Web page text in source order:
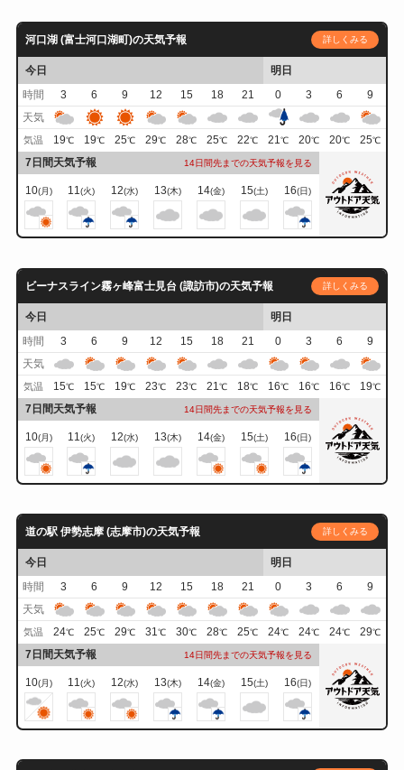
河口湖 (富士河口湖町)の天気予報 詳しくみる
今日
明日
時間
3 6 9 12 15 18 21 0 3 6
9
天気
気温 19℃ 19℃ 25℃ 29℃ 28℃ 25℃ 22℃ 21℃ 20℃ 20℃ 25℃
7日間天気予報 14日間先までの天気予報を見る
10(月) 11(火) 12(水) 13(木) 14(金) 15(土) 16(日)
ビーナスライン霧ヶ峰富士見台 (諏訪市)の天気予報 詳しくみる
今日
明日
時間
3 6 9 12 15 18 21 0 3 6
9
天気
気温 15℃ 15℃ 19℃ 23℃ 23℃ 21℃ 18℃ 16℃ 16℃ 16℃ 19℃
7日間天気予報 14日間先までの天気予報を見る
10(月) 11(火) 12(水) 13(木) 14(金) 15(土) 16(日)
道の駅 伊勢志摩 (志摩市)の天気予報 詳しくみる
今日
明日
時間
3 6 9 12 15 18 21 0 3 6
9
天気
気温 24℃ 25℃ 29℃ 31℃ 30℃ 28℃ 25℃ 24℃ 24℃ 24℃ 29℃
7日間天気予報 14日間先までの天気予報を見る
10(月) 11(火) 12(水) 13(木) 14(金) 15(土) 16(日)